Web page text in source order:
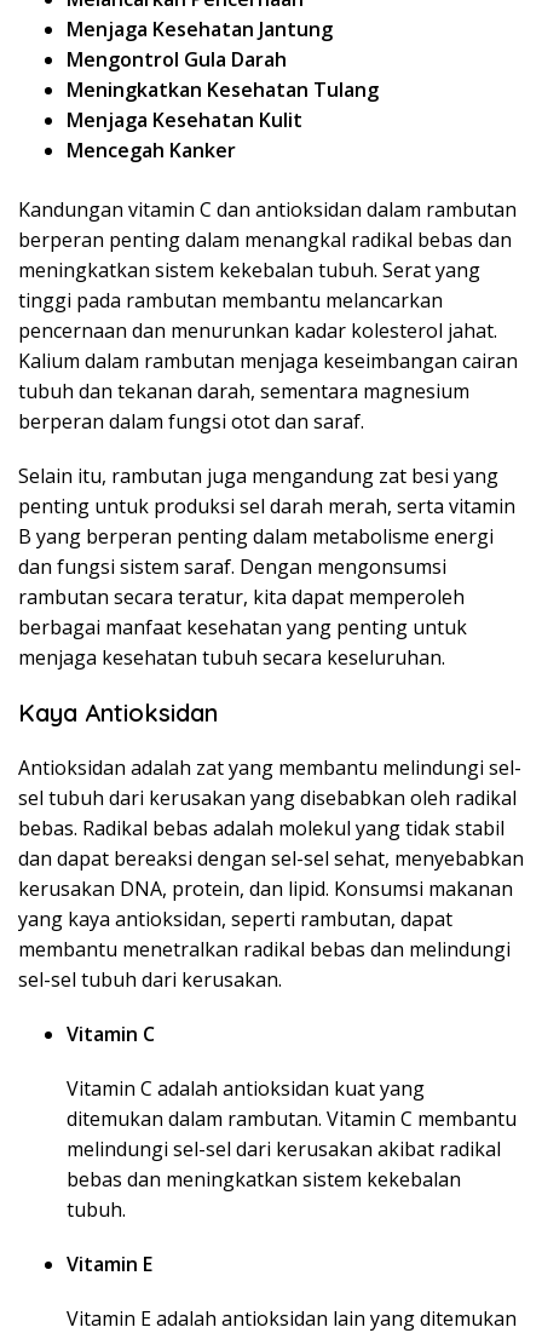
Menjaga Kesehatan Jantung
Mengontrol Gula Darah
Meningkatkan Kesehatan Tulang
Menjaga Kesehatan Kulit
Mencegah Kanker
Kandungan vitamin C dan antioksidan dalam rambutan
berperan penting dalam menangkal radikal bebas dan
meningkatkan sistem kekebalan tubuh. Serat yang
tinggi pada rambutan membantu melancarkan
pencernaan dan menurunkan kadar kolesterol jahat.
Kalium dalam rambutan menjaga keseimbangan cairan
tubuh dan tekanan darah, sementara magnesium
berperan dalam fungsi otot dan saraf.
Selain itu, rambutan juga mengandung zat besi yang
penting untuk produksi sel darah merah, serta vitamin
B yang berperan penting dalam metabolisme energi
dan fungsi sistem saraf. Dengan mengonsumsi
rambutan secara teratur, kita dapat memperoleh
berbagai manfaat kesehatan yang penting untuk
menjaga kesehatan tubuh secara keseluruhan.
Kaya Antioksidan
Antioksidan adalah zat yang membantu melindungi sel-
sel tubuh dari kerusakan yang disebabkan oleh radikal
bebas. Radikal bebas adalah molekul yang tidak stabil
dan dapat bereaksi dengan sel-sel sehat, menyebabkan
kerusakan DNA, protein, dan lipid. Konsumsi makanan
yang kaya antioksidan, seperti rambutan, dapat
membantu menetralkan radikal bebas dan melindungi
sel-sel tubuh dari kerusakan.
Vitamin C
Vitamin C adalah antioksidan kuat yang
ditemukan dalam rambutan. Vitamin C membantu
melindungi sel-sel dari kerusakan akibat radikal
bebas dan meningkatkan sistem kekebalan
tubuh.
Vitamin E
Vitamin E adalah antioksidan lain yang ditemukan